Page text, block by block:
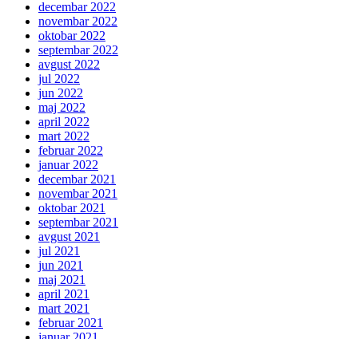
decembar 2022
novembar 2022
oktobar 2022
septembar 2022
avgust 2022
jul 2022
jun 2022
maj 2022
april 2022
mart 2022
februar 2022
januar 2022
decembar 2021
novembar 2021
oktobar 2021
septembar 2021
avgust 2021
jul 2021
jun 2021
maj 2021
april 2021
mart 2021
februar 2021